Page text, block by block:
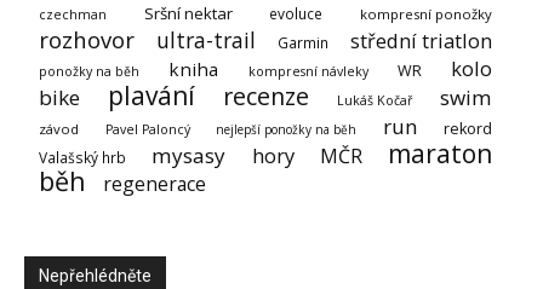
czechman Sršní nektar evoluce kompresní ponožky
rozhovor ultra-trail Garmin střední triatlon
ponožky na běh kniha kompresní návleky WR
kolo
bike
plavání recenze Lukáš Kočař swim
závod Pavel Paloncý nejlepší ponožky na běh run rekord
Valašský hrb mysasy hory MČR maraton
běh regenerace
Nepřehlédněte